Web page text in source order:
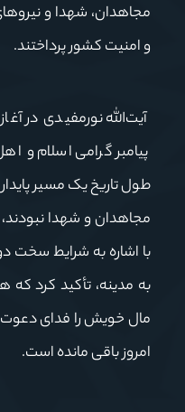
مجاهدان، شهدا و
و امنیت کشور پرداختند.
آیت‌الله نورمفیدی در
پیامبر گرامی اسلام و
طول تاریخ یک مسیر
مجاهدان و شهدا نبودند،
با اشاره به شرایط سخت
به مدینه، تأکید کرد که
مال خویش را فدای دعوت
امروز باقی مانده است.